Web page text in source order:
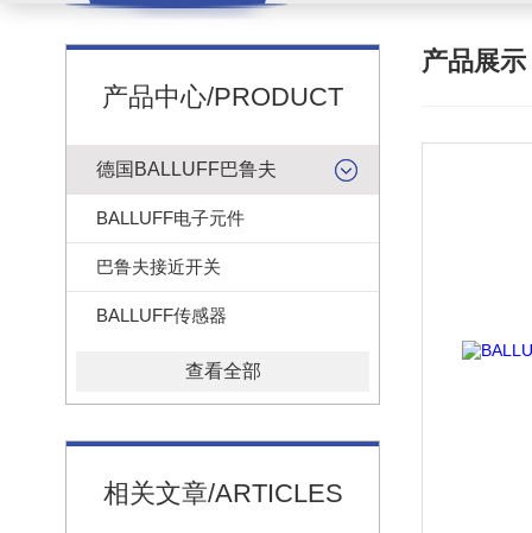
产品中心/PRODUCT
德国BALLUFF巴鲁夫
BALLUFF电子元件
巴鲁夫接近开关
BALLUFF传感器
查看全部
相关文章/ARTICLES
产品展示